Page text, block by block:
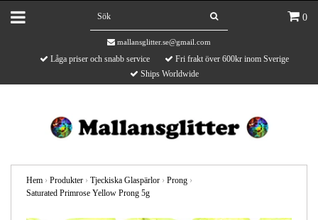
0
mallansglitter.se@gmail.com
Låga priser och snabb service
Fri frakt över 600kr inom Sverige
Ships Worldwide
Hem › Produkter › Tjeckiska Glaspärlor › Prong ›
Saturated Primrose Yellow Prong 5g